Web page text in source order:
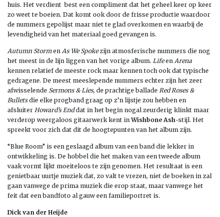
huis. Het verdient best een compliment dat het geheel keer op keer
zo weet te boeien. Dat komt ook door de frisse productie waardoor
de nummers gepolijst maar niet te glad overkomen en waarbij de
levendigheid van het materiaal goed gevangen is.
Autumn Stormen As We Spokezijn atmosferische nummers die nog
het meest in de lijn liggen van het vorige album. Lifeen Arena
kennen relatief de meeste rock maar kennen toch ook dat typische
gedragene. De meest meeslepende nummers echter zijn het zeer
afwisselende Sermons & Lies, de prachtige ballade Red Roses &
Bulletsdie elke progband graag op z’n lijstje zou hebben en
afsluiter Howard’s Enddat in het begin nogal zeurderig klinkt maar
verderop weergaloos gitaarwerk kent inWishbone Ash-stijl. Het
spreekt voor zich dat dit de hoogtepunten van het album zijn.
“Blue Room” is een geslaagd album van een band die lekker in
ontwikkeling is. De hobbel die het maken van een tweede album
vaak vormt lijkt moeiteloos te zijn genomen. Het resultaat is een
genietbaar uurtje muziek dat, zo valt te vrezen, niet de boeken in zal
gaan vanwege de prima muziek die erop staat, maar vanwege het
feit dat een bandfoto al gauw een familieportret is.
Dick van der Heijde